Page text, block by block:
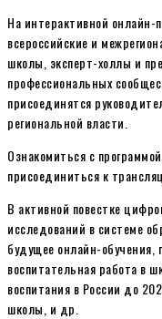
На интерактивной онлайн-
всероссийские и
школы, эксперт-холлы и
профессиональных
присоединятся
региональной власти.
Ознакомиться с
присоединиться к
В активной повестке
исследований в системе
будущее онлайн-обучения,
воспитательная работа в
воспитания в России до
школы, и др.